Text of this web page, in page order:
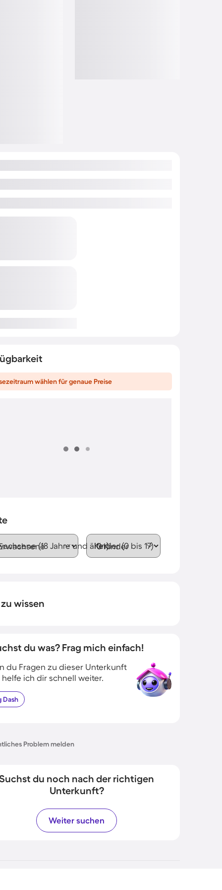
wählen für genaue Preise
(18 Jahre und älter)Kinder (0 bis 17)
wissen
du was? Frag mich einfach!
du Fragen zu dieser Unterkunft
helfe ich dir schnell weiter.
Dash
Problem melden
du noch nach der richtigen
Unterkunft?
Weiter suchen